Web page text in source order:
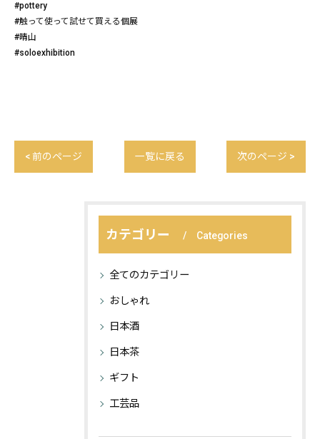
#pottery
#触って使って試せて買える個展
#晴山
#soloexhibition
< 前のページ 一覧に戻る 次のページ >
カテゴリー Categories
全てのカテゴリー
おしゃれ
日本酒
日本茶
ギフト
工芸品